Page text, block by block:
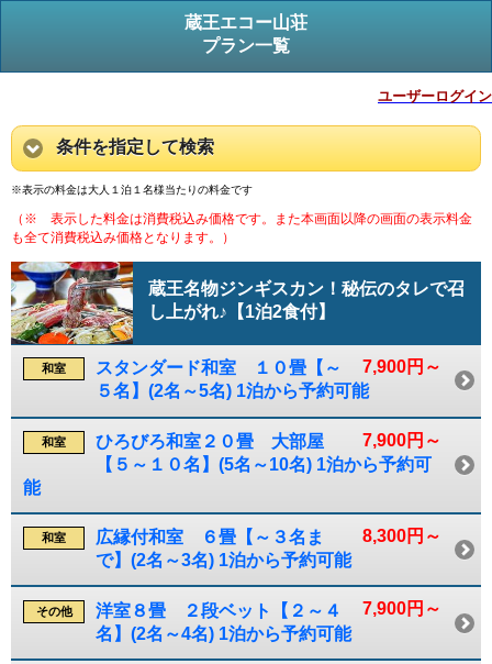
蔵王エコー山荘
プラン一覧
ユーザーログイン
条件を指定して検索
※表示の料金は大人１泊１名様当たりの料金です
（※ 表示した料金は消費税込み価格です。また本画面以降の画面の表示料金
も全て消費税込み価格となります。）
蔵王名物ジンギスカン！秘伝のタレで召
し上がれ♪【1泊2食付】
7,900円～
和室
スタンダード和室 １０畳【～
５名】(2名～5名) 1泊から予約可能
7,900円～
和室
ひろびろ和室２０畳 大部屋
【５～１０名】(5名～10名) 1泊から予約可
能
8,300円～
和室
広縁付和室 ６畳【～３名ま
で】(2名～3名) 1泊から予約可能
7,900円～
その他
洋室８畳 ２段ベット【２～４
名】(2名～4名) 1泊から予約可能